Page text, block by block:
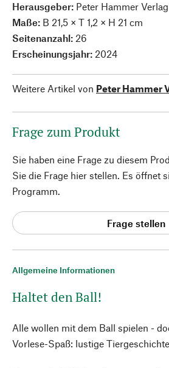
Allgemeine Informationen
Haltet den Ball!
Alle wollen mit dem Ball spielen -
Vorlese-Spaß: lustige
Herausgeber: Peter Hammer Verlag
Maße: B 21,5 × T 1,2 × H 21 cm
Seitenanzahl: 26
Erscheinungsjahr: 2024
Weitere Artikel von Peter Hammer
Frage zum Produkt
Sie haben eine Frage zu diesem
Sie die Frage hier stellen. Es öffnet
Programm.
Frage stellen